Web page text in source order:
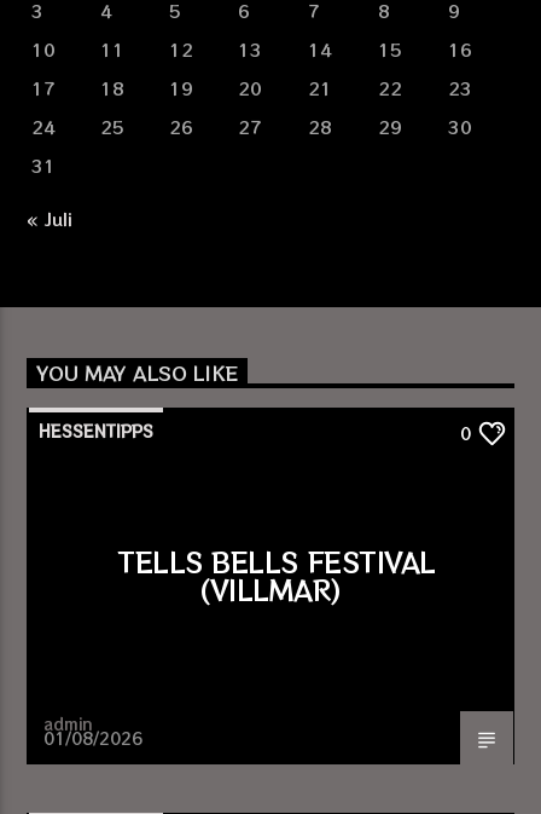
3 4 5 6 7 8
9
10
11 12 13 14 15
16
17
18 19 20 21 22
23
24
25 26 27 28 29
30
31
« Juli
YOU MAY ALSO LIKE
HESSENTIPPS 0
TELLS BELLS FESTIVAL
(VILLMAR)
admin
01/08/2026